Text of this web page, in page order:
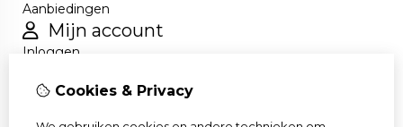
Aanbiedingen
Mijn account
Inloggen
Nieuwsbrief
Klantenservice
Cookies & Privacy